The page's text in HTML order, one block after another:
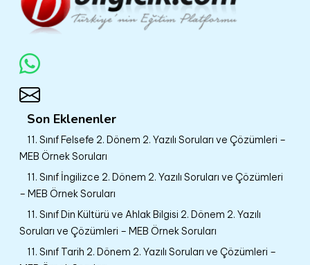
Son Eklenenler
11. Sınıf Felsefe 2. Dönem 2. Yazılı Soruları ve Çözümleri –
MEB Örnek Soruları
11. Sınıf İngilizce 2. Dönem 2. Yazılı Soruları ve Çözümleri
– MEB Örnek Soruları
11. Sınıf Din Kültürü ve Ahlak Bilgisi 2. Dönem 2. Yazılı
Soruları ve Çözümleri – MEB Örnek Soruları
11. Sınıf Tarih 2. Dönem 2. Yazılı Soruları ve Çözümleri –